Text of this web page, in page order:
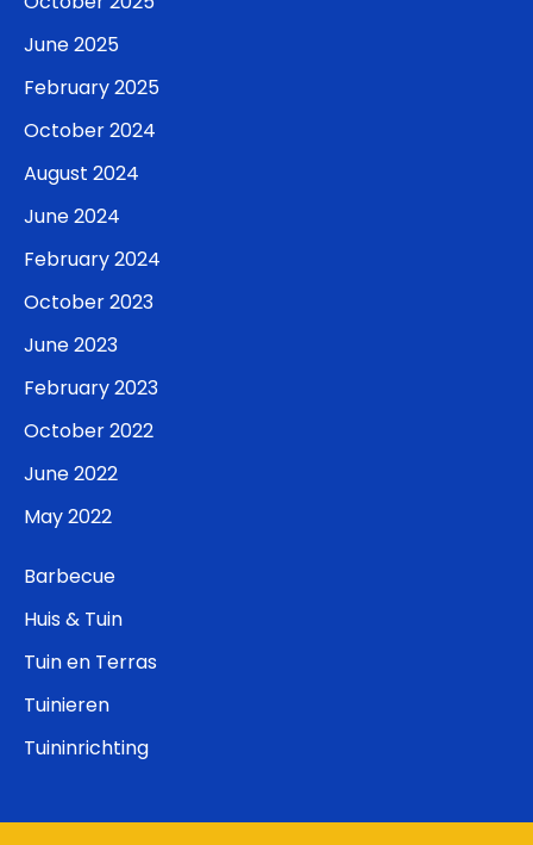
June 2025
February 2025
October 2024
August 2024
June 2024
February 2024
October 2023
June 2023
February 2023
October 2022
June 2022
May 2022
Barbecue
Huis & Tuin
Tuin en Terras
Tuinieren
Tuininrichting